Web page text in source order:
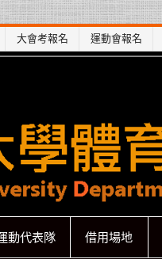
大會考報名 運動會報名
動代表隊 借用場地